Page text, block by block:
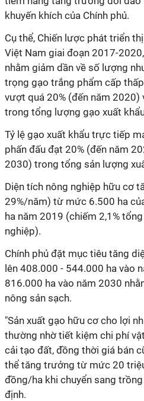
khuyến khích của Chính phủ.
Cụ thể, Chiến lược phát triển
Việt Nam giai đoạn 2017-
nhằm giảm dần về số lượng
trọng gạo trắng phẩm cấp
vượt quá 20% (đến năm 2020)
trong tổng lượng gạo xuất
Tỷ lệ gạo xuất khẩu trực tiếp
phấn đấu đạt 20% (đến năm
2030) trong tổng sản lượng
Diện tích nông nghiệp hữu cơ
29%/năm) từ mức 6.500 ha
ha năm 2019 (chiếm 2,1%
nghiệp).
Chính phủ đặt mục tiêu tăng
lên 408.000 - 544.000 ha vào
816.000 ha vào năm 2030
nông sản sạch.
"Sản xuất gạo hữu cơ cho lợi
thường nhờ tiết kiệm chi phí
cải tạo đất, đồng thời giá bán
thể tăng trưởng từ mức 20
đồng/ha khi chuyển sang
định.